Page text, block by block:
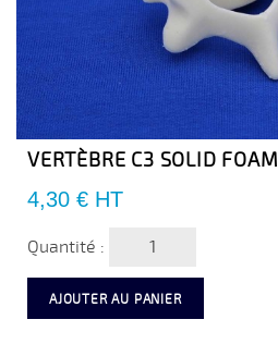
VERTÈBRE C3 SOLID FOAM
Prix
4,30 € HT
Quantité :
AJOUTER AU PANIER